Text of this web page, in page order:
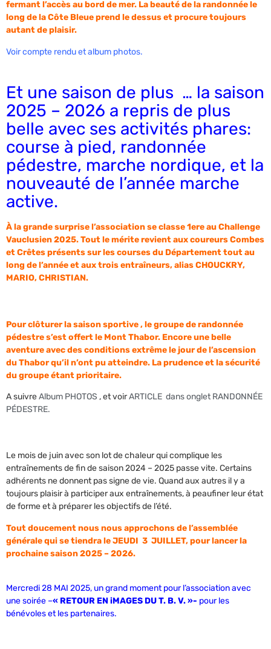
fermant l’accès au bord de mer. La beauté de la randonnée le
long de la Côte Bleue prend le dessus et procure toujours
autant de plaisir.
Voir compte rendu et album photos.
Et une saison de plus … la saison
2025 – 2026 a repris de plus
belle avec ses activités phares:
course à pied, randonnée
pédestre, marche nordique, et la
nouveauté de l’année marche
active.
À la grande surprise l’association se classe 1ere au Challenge
Vauclusien 2025. Tout le mérite revient aux coureurs Combes
et Crêtes présents sur les courses du Département tout au
long de l’année et aux trois entraîneurs, alias CHOUCKRY,
MARIO, CHRISTIAN.
Pour clôturer la saison sportive , le groupe de randonnée
pédestre s’est offert le Mont Thabor. Encore une belle
aventure avec des conditions extrême le jour de l’ascension
du Thabor qu’il n’ont pu atteindre. La prudence et la sécurité
du groupe étant prioritaire.
A suivreAlbum PHOTOS , et voirARTICLE dans onglet RANDONNÉE
PÉDESTRE.
Le mois de juin avec son lot de chaleur qui complique les
entraînements de fin de saison 2024 – 2025 passe vite. Certains
adhérents ne donnent pas signe de vie. Quand aux autres il y a
toujours plaisir à participer aux entraînements, à peaufiner leur état
de forme et à préparer les objectifs de l’été.
Tout doucement nous nous approchons de l’assemblée
générale qui se tiendra le JEUDI 3 JUILLET, pour lancer la
prochaine saison 2025 – 2026.
Mercredi 28 MAI 2025, un grand moment pour l’association avec
une soirée –« RETOUR EN iMAGES DU T. B. V. »- pour les
bénévoles et les partenaires.